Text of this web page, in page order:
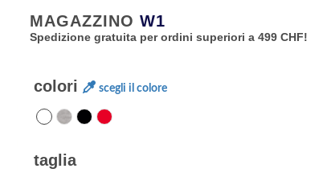
MAGAZZINO W1
Spedizione gratuita per ordini superiori a 499 CHF!
colori scegli il colore
taglia